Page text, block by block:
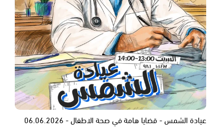
عيادة الشمس - قضايا هامة في صحة الاطفال - 06.06.2026